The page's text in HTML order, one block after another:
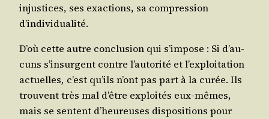
injus­tices, ses exac­tions, sa com­pres­sion
d’individualité.
D’où cette autre conclu­sion qui s’im­pose : Si d’au­
cuns s’in­surgent contre l’au­to­ri­té et l’ex­ploi­ta­tion
actuelles, c’est qu’ils n’ont pas part à la curée. Ils
trouvent très mal d’être exploi­tés eux-mêmes,
mais se sentent d’heu­reuses dis­po­si­tions pour